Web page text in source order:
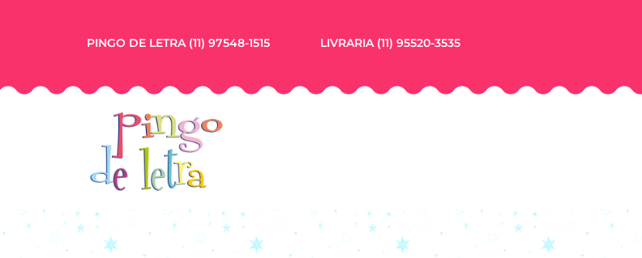
PINGO DE LETRA (11) 97548-1515 LIVRARIA (11) 95520-3535